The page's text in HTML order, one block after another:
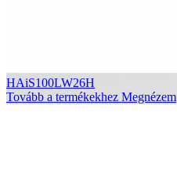
HAiS100LW26H
Tovább a termékekhez Megnézem